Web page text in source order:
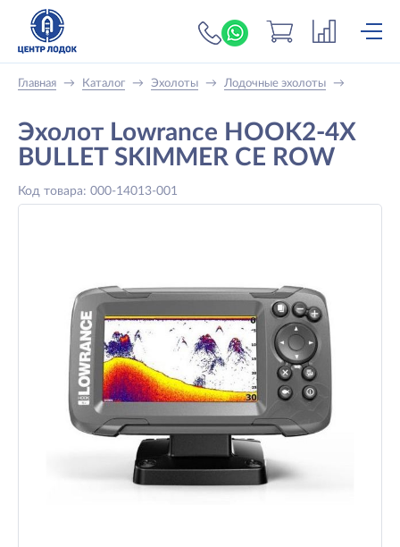
+7 (919) 698-56-
Главная → Каталог → Эхолоты → Лодочные эхолоты →
Эхолот Lowrance HOOK2-4X
BULLET SKIMMER CE ROW
Код товара: 000-14013-001